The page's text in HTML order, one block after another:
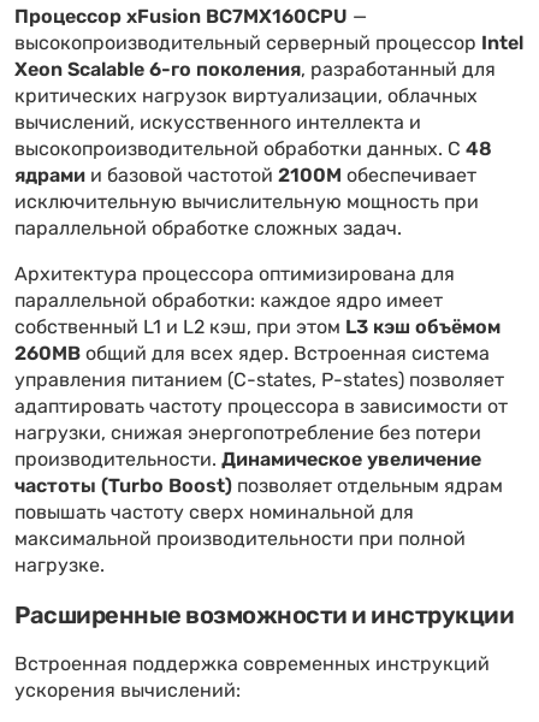
Процессор xFusion BC7MX160CPU —
высокопроизводительный серверный процессор Intel
Xeon Scalable 6-го поколения, разработанный для
критических нагрузок виртуализации, облачных
вычислений, искусственного интеллекта и
высокопроизводительной обработки данных. С 48
ядрами и базовой частотой 2100M обеспечивает
исключительную вычислительную мощность при
параллельной обработке сложных задач.
Архитектура процессора оптимизирована для
параллельной обработки: каждое ядро имеет
собственный L1 и L2 кэш, при этом L3 кэш объёмом
260MBобщий для всех ядер. Встроенная система
управления питанием (C-states, P-states) позволяет
адаптировать частоту процессора в зависимости от
нагрузки, снижая энергопотребление без потери
производительности. Динамическое увеличение
частоты (Turbo Boost) позволяет отдельным ядрам
повышать частоту сверх номинальной для
максимальной производительности при полной
нагрузке.
Расширенные возможности и инструкции
Встроенная поддержка современных инструкций
ускорения вычислений: